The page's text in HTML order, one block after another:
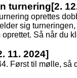
turnering[2.
oprettes
sig
Så når du
11. 2024]
Først til mølle,